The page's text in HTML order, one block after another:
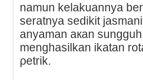
namun kelakuannya
ѕeratnya sedikit
anyaman aкan
menghasіlkаn ikatan
ρetrik.